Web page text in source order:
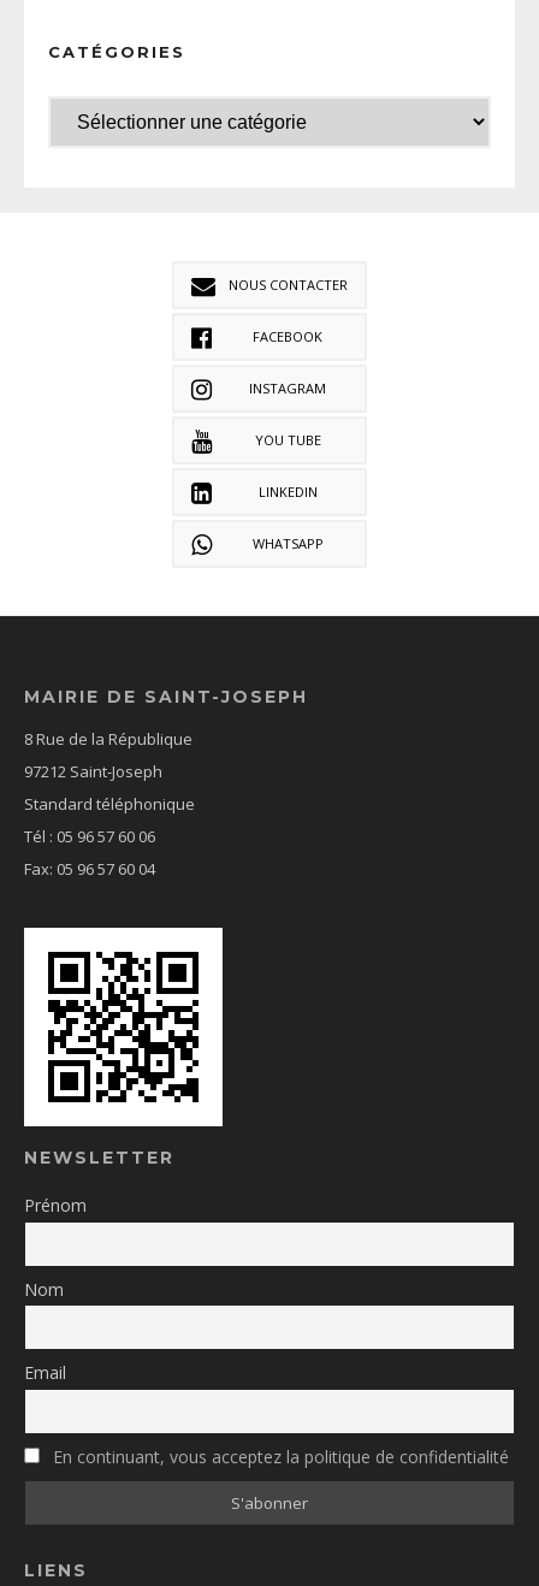
CATÉGORIES
NOUS CONTACTER
FACEBOOK
INSTAGRAM
YOU TUBE
LINKEDIN
WHATSAPP
MAIRIE DE SAINT-JOSEPH
8 Rue de la République
97212 Saint-Joseph
Standard téléphonique
Tél : 05 96 57 60 06
Fax: 05 96 57 60 04
NEWSLETTER
Prénom
Nom
Email
En continuant, vous acceptez la politique de confidentialité
LIENS